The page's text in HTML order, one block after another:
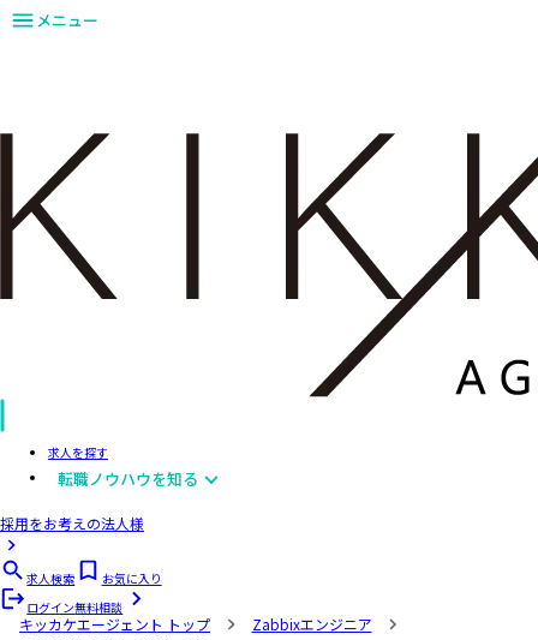
メニュー
求人を探す
転職ノウハウを知る
採用をお考えの法人様
求人検索
お気に入り
ログイン無料相談
キッカケエージェント トップ
Zabbixエンジニア